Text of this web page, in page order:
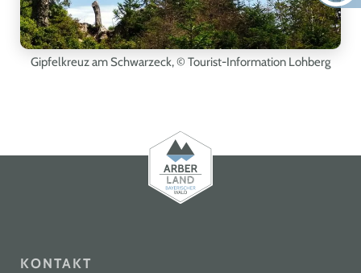
Gipfelkreuz am Schwarzeck, © Tourist-Information Lohberg
KONTAKT